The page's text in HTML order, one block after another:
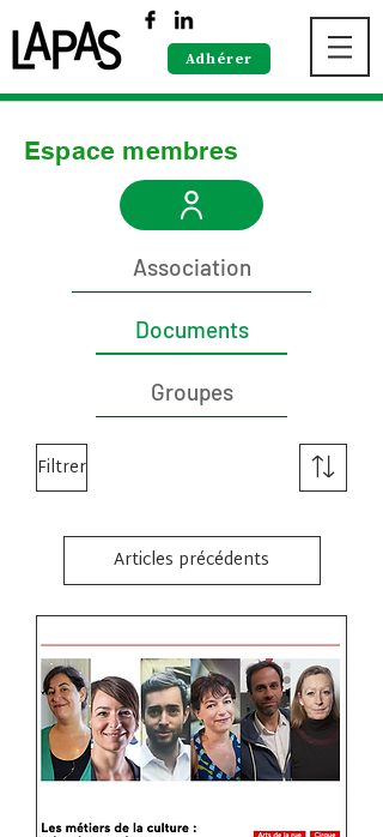
Adhérer
Espace membres
Association
Documents
Groupes
Filtrer
Articles précédents